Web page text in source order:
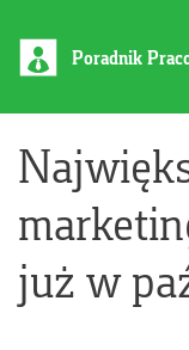
Poradnik
już w